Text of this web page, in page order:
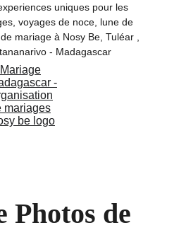
uniques pour les
voyages de noce, lune de
mariage à Nosy Be, Tuléar ,
- Madagascar
Photos de